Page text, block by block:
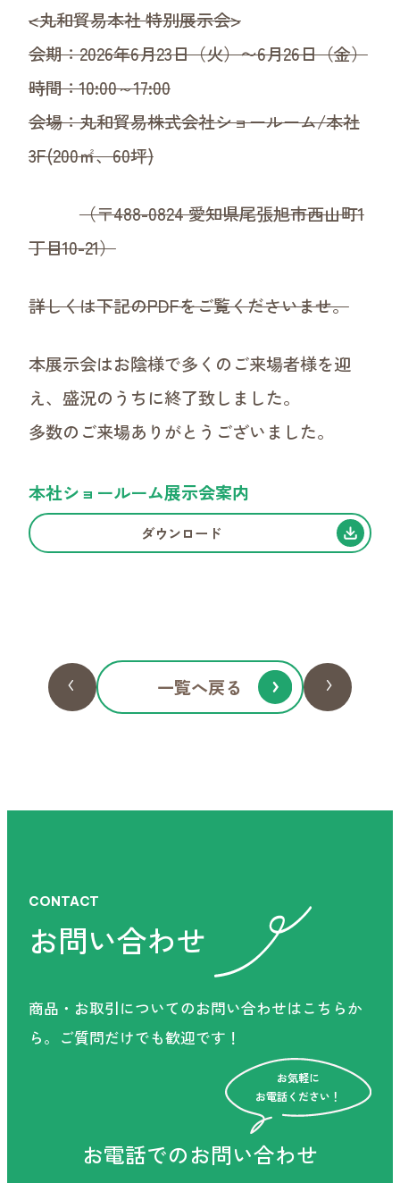
CONTACT
お問い合わせ
商品・お取引についてのお問い合わせはこちらか
お電話でのお問い合わせ
<丸和貿易本社 特別展示会>
会期：2026年6月23日（火）〜6月26日（金）
時間：10:00～17:00
会場：丸和貿易株式会社ショールーム/本社
3F(200㎡、60坪)
（〒488-0824 愛知県尾張旭市西山町1
丁目10-21）
詳しくは下記のPDFをご覧くださいませ。
本展示会はお陰様で多くのご来場者様を迎
え、盛況のうちに終了致しました。
多数のご来場ありがとうございました。
本社ショールーム展示会案内
ダウンロード
一覧へ戻る
CONTACT
お問い合わせ
商品・お取引についてのお問い合わせはこちらか
ら。 ご質問だけでも歓迎です！
お気軽に
お電話ください！
お電話でのお問い合わせ